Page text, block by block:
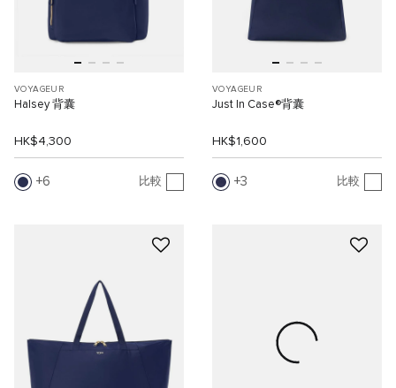
VOYAGEUR
Halsey 背囊
HK$4,300
6 比較
VOYAGEUR
Just In Case®背囊
HK$1,600
3 比較